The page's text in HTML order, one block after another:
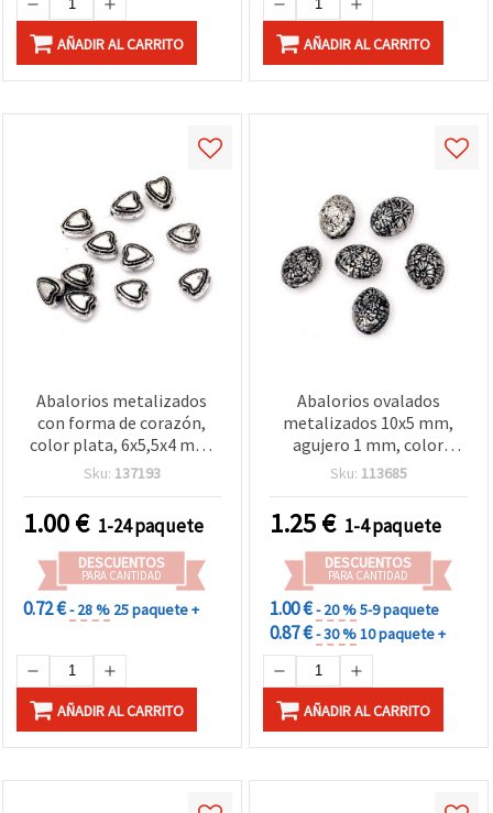
AÑADIR AL CARRITO AÑADIR AL CARRITO
Abalorios metalizados
con forma de corazón,
color plata, 6x5,5x4 mm,
agujero 1,5 mm, 20 g
Sku: 137193
1.00€ 1-24 paquete
DESCUENTOS
PARA CANTIDAD
0.72 €- 28 % 25 paquete +
AÑADIR AL CARRITO
Abalorios ovalados
metalizados 10x5 mm,
agujero 1 mm, color
plata, 50 g (~190 uds)
Sku: 113685
1.25€ 1-4 paquete
DESCUENTOS
PARA CANTIDAD
1.00 €- 20 %5-9 paquete
0.87 €- 30 %10 paquete +
AÑADIR AL CARRITO